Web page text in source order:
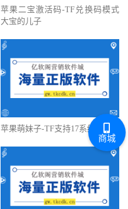
苹果二宝激活码-TF兑换码模式
大宝的儿子
苹果萌妹子-TF支持17系统
商城